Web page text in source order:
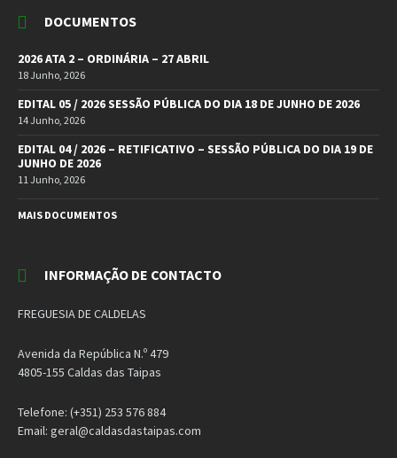
DOCUMENTOS
2026 ATA 2 – ORDINÁRIA – 27 ABRIL
18 Junho, 2026
EDITAL 05 / 2026 SESSÃO PÚBLICA DO DIA 18 DE JUNHO DE 2026
14 Junho, 2026
EDITAL 04 / 2026 – RETIFICATIVO – SESSÃO PÚBLICA DO DIA 19 DE
JUNHO DE 2026
11 Junho, 2026
MAIS DOCUMENTOS
INFORMAÇÃO DE CONTACTO
FREGUESIA DE CALDELAS
Avenida da República N.º 479
4805-155 Caldas das Taipas
Telefone: (+351) 253 576 884
Email: geral@caldasdastaipas.com